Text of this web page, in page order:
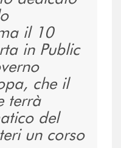
il 10
in Public
che il
terrà
del
un corso